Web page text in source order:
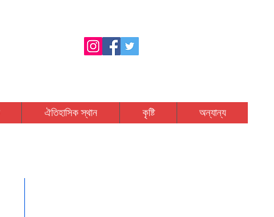
ঐতিহাসিক স্থান কৃষ্টি অন্যান্য